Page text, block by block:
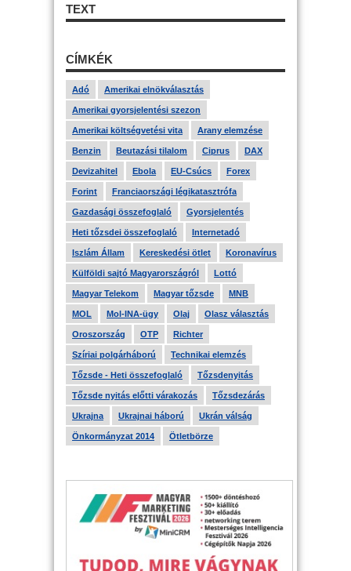
TEXT
CÍMKÉK
Adó Amerikai elnökválasztás
Amerikai gyorsjelentési szezon
Amerikai költségvetési vita Arany elemzése
Benzin Beutazási tilalom Ciprus DAX
Devizahitel Ebola EU-Csúcs Forex
Forint Franciaországi légikatasztrófa
Gazdasági összefoglaló Gyorsjelentés
Heti tőzsdei összefoglaló Internetadó
Iszlám Állam Kereskedési ötlet Koronavírus
Külföldi sajtó Magyarországról Lottó
Magyar Telekom Magyar tőzsde MNB
MOL Mol-INA-ügy Olaj Olasz választás
Oroszország OTP Richter
Szíriai polgárháború Technikai elemzés
Tőzsde - Heti összefoglaló Tőzsdenyitás
Tőzsde nyitás előtti várakozás Tőzsdezárás
Ukrajna Ukrajnai háború Ukrán válság
Önkormányzat 2014 Ötletbörze